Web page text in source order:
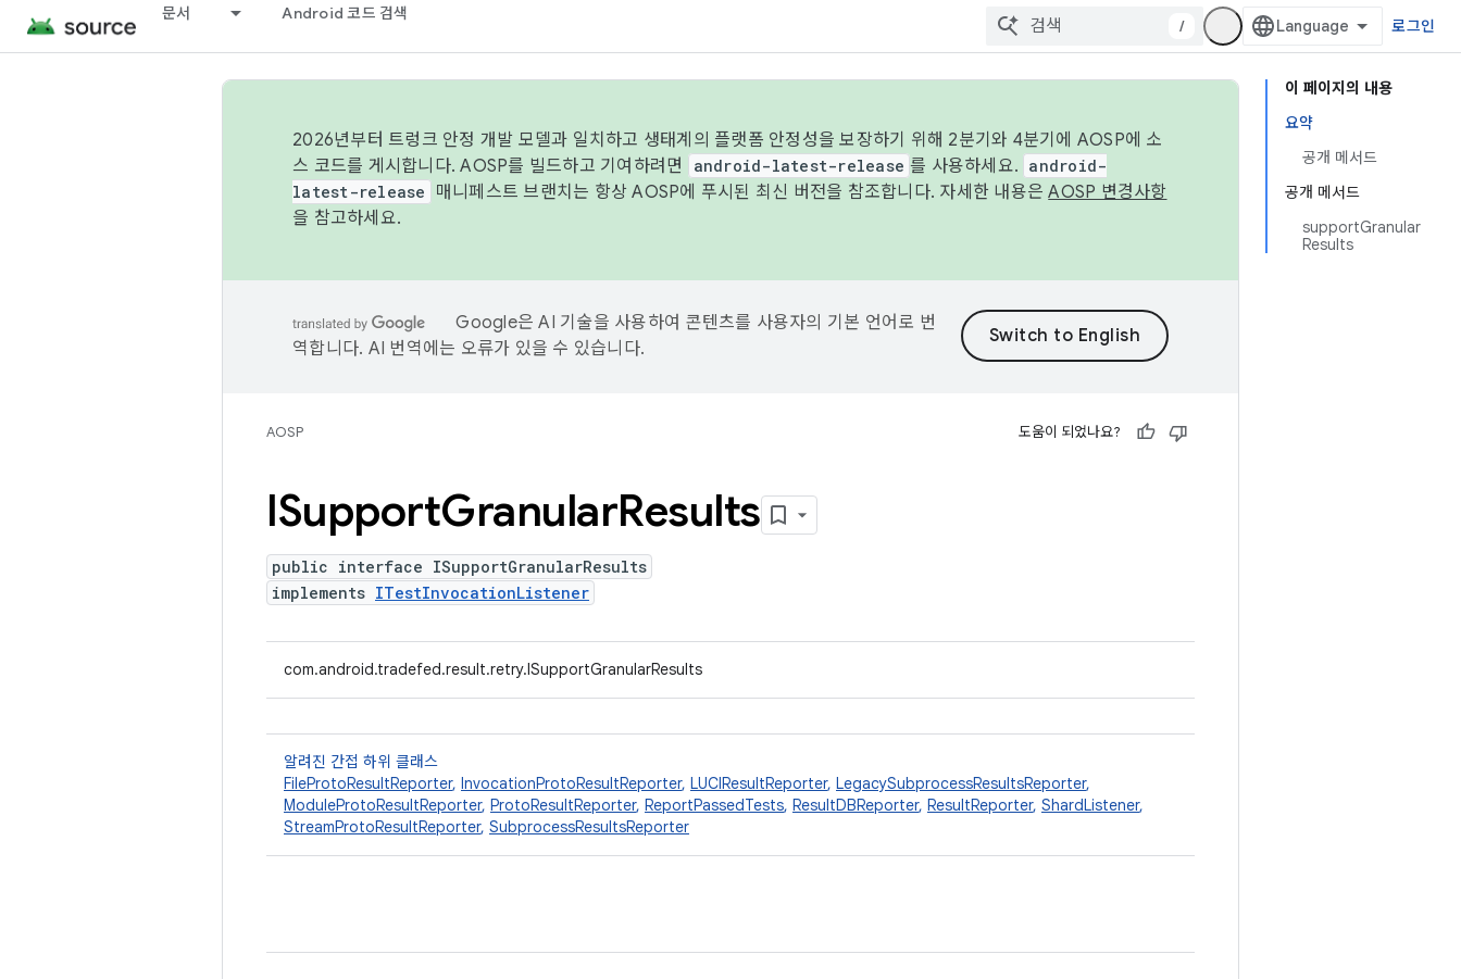
문서 Android 코드 검색
/ 로그인
이 페이지의 내용
요약
공개 메서드
공개 메서드
supportGranular
Results
2026년부터 트렁크 안정 개발 모델과 일치하고 생태계의 플랫폼 안정성을 보장하기 위해 2분기와 4분기에 AOSP에 소
스 코드를 게시합니다. AOSP를 빌드하고 기여하려면
android-latest-release 를 사용하세요. android-
latest-release
매니페스트 브랜치는 항상 AOSP에 푸시된 최신 버전을 참조합니다. 자세한 내용은AOSP 변경사항
을 참고하세요.
Google은 AI 기술을 사용하여 콘텐츠를 사용자의 기본 언어로 번
역합니다. AI 번역에는 오류가 있을 수 있습니다.
AOSP 도움이 되었나요?
ISupportGranularResults
public interface ISupportGranularResults
implements ITestInvocationListener
com.android.tradefed.result.retry.ISupportGranularResults
알려진 간접 하위 클래스
FileProtoResultReporter, InvocationProtoResultReporter, LUCIResultReporter, LegacySubprocessResultsReporter,
ModuleProtoResultReporter, ProtoResultReporter, ReportPassedTests, ResultDBReporter, ResultReporter, ShardListener,
StreamProtoResultReporter, SubprocessResultsReporter